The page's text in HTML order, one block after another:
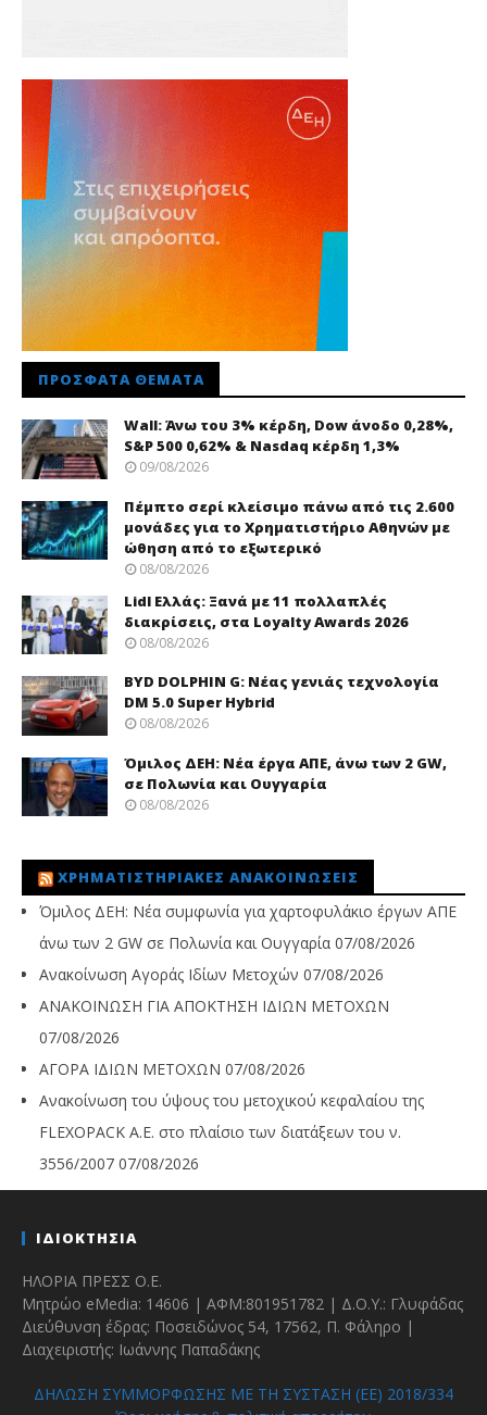
ΠΡΌΣΦΑΤΑ ΘΈΜΑΤΑ
Wall: Άνω του 3% κέρδη, Dow άνοδο 0,28%,
S&P 500 0,62% & Nasdaq κέρδη 1,3%
09/08/2026
Πέμπτο σερί κλείσιμο πάνω από τις 2.600
μονάδες για το Χρηματιστήριο Αθηνών με
ώθηση από το εξωτερικό
08/08/2026
Lidl Ελλάς: Ξανά με 11 πολλαπλές
διακρίσεις, στα Loyalty Awards 2026
08/08/2026
BYD DOLPHIN G: Νέας γενιάς τεχνολογία
DM 5.0 Super Hybrid
08/08/2026
Όμιλος ΔΕΗ: Νέα έργα ΑΠΕ, άνω των 2 GW,
σε Πολωνία και Ουγγαρία
08/08/2026
ΧΡΗΜΑΤΙΣΤΗΡΙΑΚΈΣ ΑΝΑΚΟΙΝΏΣΕΙΣ
Όμιλος ΔΕΗ: Νέα συμφωνία για χαρτοφυλάκιο έργων ΑΠΕ
άνω των 2 GW σε Πολωνία και Ουγγαρία 07/08/2026
Ανακοίνωση Αγοράς Ιδίων Μετοχών 07/08/2026
ΑΝΑΚΟΙΝΩΣΗ ΓΙΑ ΑΠΟΚΤΗΣΗ ΙΔΙΩΝ ΜΕΤΟΧΩΝ
07/08/2026
ΑΓΟΡΑ ΙΔΙΩΝ ΜΕΤΟΧΩΝ 07/08/2026
Ανακοίνωση του ύψους του μετοχικού κεφαλαίου της
FLEXOPACK A.E. στο πλαίσιο των διατάξεων του ν.
3556/2007 07/08/2026
ΙΔΙΟΚΤΗΣΙΑ
ΗΛΟΡΙΑ ΠΡΕΣΣ Ο.Ε.
Μητρώο eMedia: 14606 | ΑΦΜ:801951782 | Δ.Ο.Υ.: Γλυφάδας
Διεύθυνση έδρας: Ποσειδώνος 54, 17562, Π. Φάληρο |
Διαχειριστής: Ιωάννης Παπαδάκης
ΔΗΛΩΣΗ ΣΥΜΜΟΡΦΩΣΗΣ ΜΕ ΤΗ ΣΥΣΤΑΣΗ (ΕΕ) 2018/334